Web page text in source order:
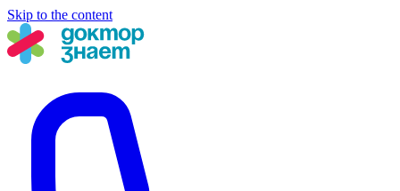
Skip to the content